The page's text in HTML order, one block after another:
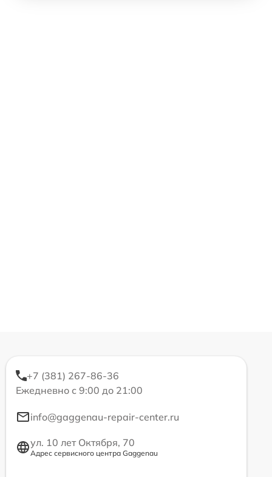
+7 (381) 267-86-36
Ежедневно с 9:00 до 21:00
info@gaggenau-repair-center.ru
ул. 10 лет Октября, 70
Адрес сервисного центра Gaggenau